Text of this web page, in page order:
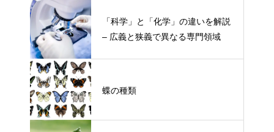
「科学」と「化学」の違いを解説
– 広義と狭義で異なる専門領域
蝶の種類